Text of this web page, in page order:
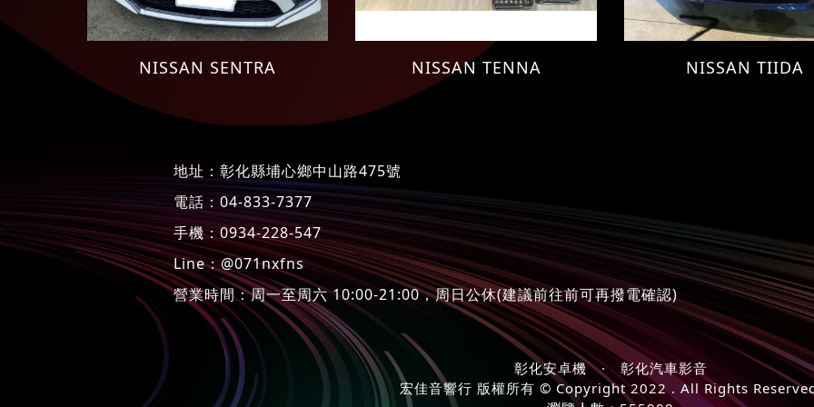
NISSAN SENTRA NISSAN TENNA NISSAN TIIDA
地址： 彰化縣埔心鄉中山路475號
電話： 04-833-7377
手機：0934-228-547
Line：@071nxfns
營業時間：周一至周六 10:00-21:00，周日公休(建議前往前可再撥電確認)
彰化安卓機· 彰化汽車影音
宏佳音響行 版權所有 © Copyright 2022 . All Rights